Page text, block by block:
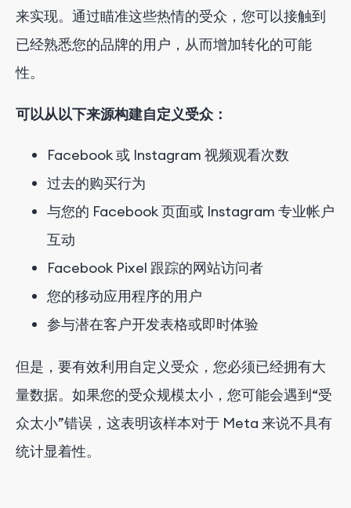
来实现。通过瞄准这些热情的受众，您可以接触到
已经熟悉您的品牌的用户，从而增加转化的可能
性。
可以从以下来源构建自定义受众：
Facebook 或 Instagram 视频观看次数
过去的购买行为
与您的 Facebook 页面或 Instagram 专业帐户
互动
Facebook Pixel 跟踪的网站访问者
您的移动应用程序的用户
参与潜在客户开发表格或即时体验
但是，要有效利用自定义受众，您必须已经拥有大
量数据。如果您的受众规模太小，您可能会遇到“受
众太小”错误，这表明该样本对于 Meta 来说不具有
统计显着性。